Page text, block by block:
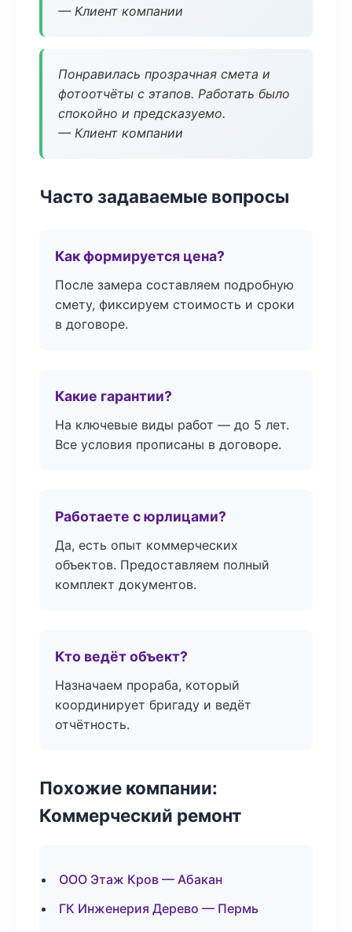
— Клиент компании
Понравилась прозрачная смета и
фотоотчёты с этапов. Работать было
спокойно и предсказуемо.
— Клиент компании
Часто задаваемые вопросы
Как формируется цена?
После замера составляем подробную
смету, фиксируем стоимость и сроки
в договоре.
Какие гарантии?
На ключевые виды работ — до 5 лет.
Все условия прописаны в договоре.
Работаете с юрлицами?
Да, есть опыт коммерческих
объектов. Предоставляем полный
комплект документов.
Кто ведёт объект?
Назначаем прораба, который
координирует бригаду и ведёт
отчётность.
Похожие компании:
Коммерческий ремонт
ООО Этаж Кров — Абакан
ГК Инженерия Дерево — Пермь